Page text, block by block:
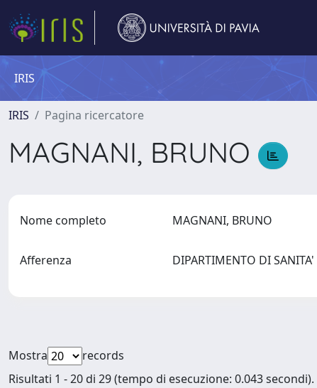
IRIS
IRIS Pagina ricercatore
MAGNANI, BRUNO
Nome completo MAGNANI, BRUNO
Afferenza DIPARTIMENTO DI
Mostra
records
Risultati 1 - 20 di 29 (tempo di esecuzione: 0.043 secondi).